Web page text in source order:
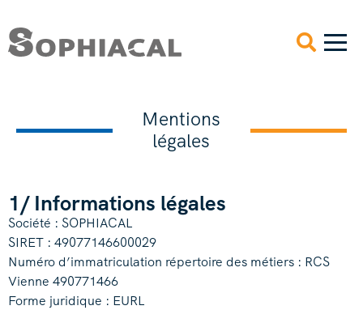
Mentions
légales
1/ Informations légales
Société : SOPHIACAL
SIRET : 49077146600029
Numéro d’immatriculation répertoire des métiers : RCS
Vienne 490771466
Forme juridique : EURL